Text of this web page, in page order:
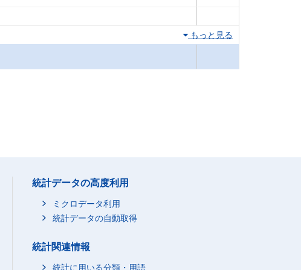
もっと見る
統計データの高度利用
ミクロデータ利用
統計データの自動取得
統計関連情報
統計に用いる分類・用語